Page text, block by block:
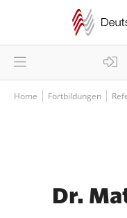
Home Fortbildungen
Dr.